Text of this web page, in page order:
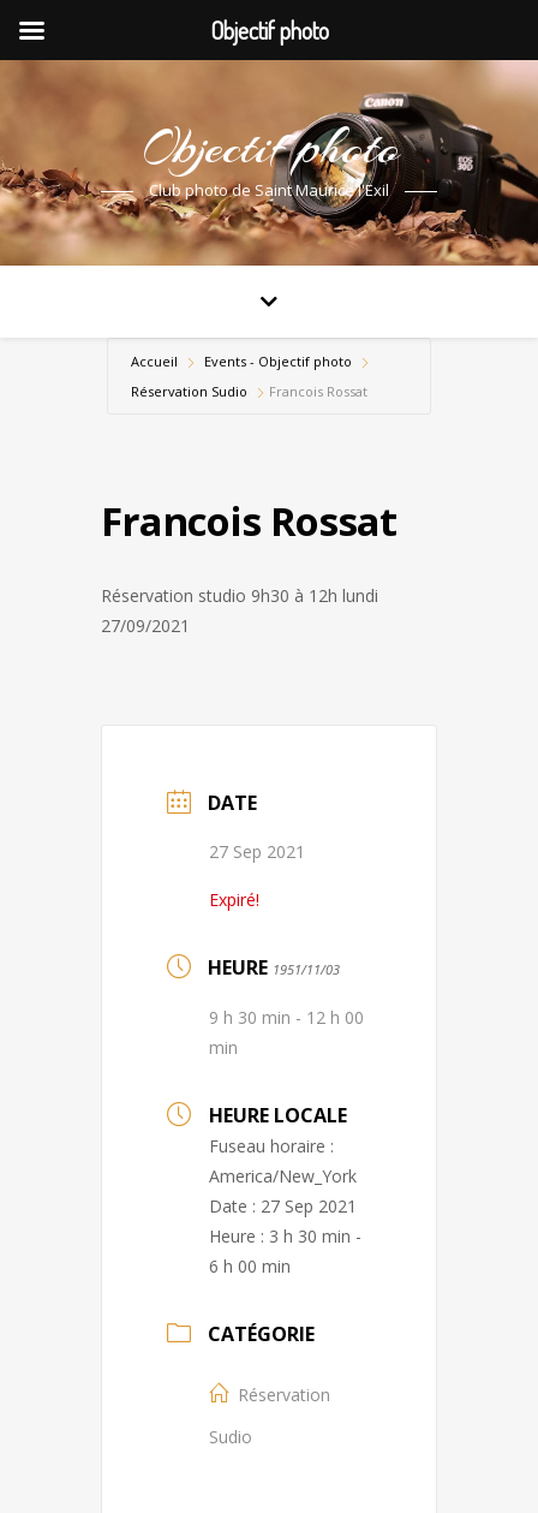
Objectif photo
Club photo de Saint Maurice l'Exil
Accueil
Events - Objectif photo
Réservation Sudio
Francois Rossat
Francois Rossat
Réservation studio 9h30 à 12h lundi
27/09/2021
DATE
27 Sep 2021
Expiré!
HEURE 1951/11/03
9 h 30 min - 12 h 00
min
HEURE LOCALE
Fuseau horaire :
America/New_York
Date : 27 Sep 2021
Heure : 3 h 30 min -
6 h 00 min
CATÉGORIE
Réservation
Sudio
Objectif photo